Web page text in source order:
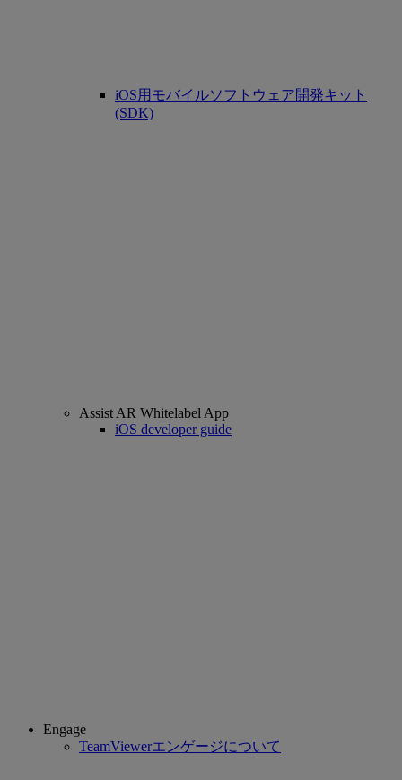
iOS用モバイルソフトウェア開発キット
(SDK)
Assist AR Whitelabel App
iOS developer guide
Engage
TeamViewerエンゲージについて